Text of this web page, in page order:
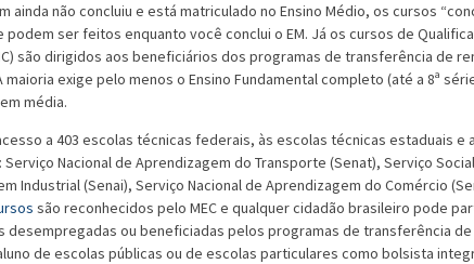
ainda não concluiu e está matriculado no Ensino Médio, os cursos
podem ser feitos enquanto você conclui o EM. Já os cursos de
são dirigidos aos beneficiários dos programas de transferência de
exige pelo menos o Ensino Fundamental completo (até a 8ª
média.
a 403 escolas técnicas federais, às escolas técnicas estaduais e
Nacional de Aprendizagem do Transporte (Senat), Serviço
Industrial (Senai), Serviço Nacional de Aprendizagem do Comércio
são reconhecidos pelo MEC e qualquer cidadão brasileiro pode
desempregadas ou beneficiadas pelos programas de transferência
de escolas públicas ou de escolas particulares como bolsista